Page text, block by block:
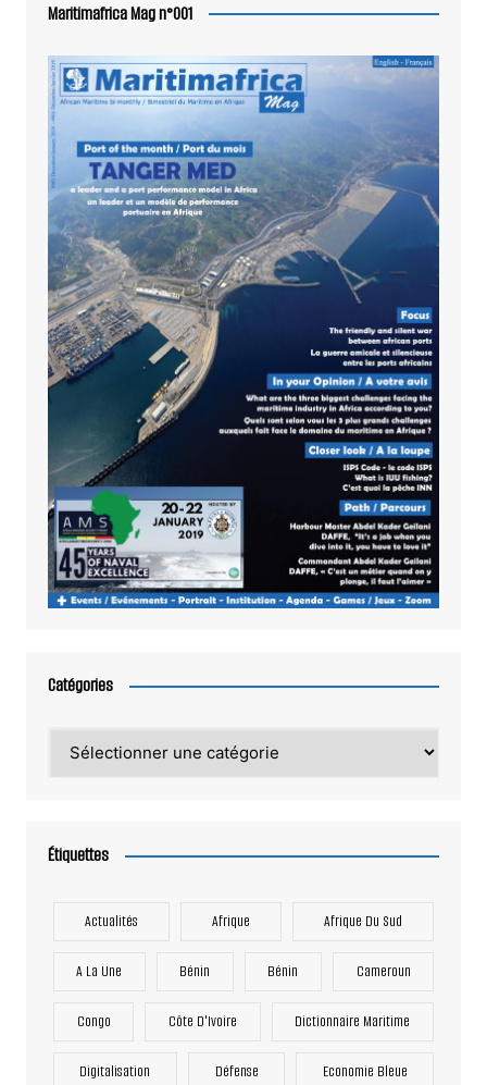
Maritimafrica Mag n°001
Catégories
Étiquettes
Actualités Afrique Afrique Du Sud
A La Une Bénin Bénin Cameroun
Congo Côte D'Ivoire Dictionnaire Maritime
Digitalisation Défense Economie Bleue